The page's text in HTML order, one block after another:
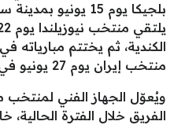
بلجيكا يوم 15 يونيو
الكندية، ثم يختتم مبارياته
منتخب إيران يوم 27 يونيو في سياتل.
ويُعوّل الجهاز الفني
الفريق خلال الفترة